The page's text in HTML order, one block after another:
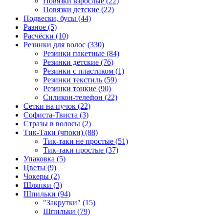
Повязки детские (22)
Подвески, бусы (44)
Разное (5)
Расчёски (10)
Резинки для волос (330)
Резинки пакетные (84)
Резинки детские (76)
Резинки с пластиком (1)
Резинки текстиль (59)
Резинки тонкие (90)
Силикон-телефон (22)
Сетки на пучок (22)
Софиста-Твиста (3)
Стразы в волосы (2)
Тик-Таки (чпоки) (88)
Тик-таки не простые (51)
Тик-таки простые (37)
Упаковка (5)
Цветы (9)
Чокеры (2)
Шляпки (3)
Шпильки (94)
"Закрутки" (15)
Шпильки (79)